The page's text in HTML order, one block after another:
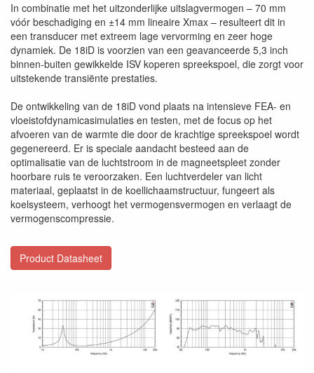
In combinatie met het uitzonderlijke uitslagvermogen – 70 mm
vóór beschadiging en ±14 mm lineaire Xmax – resulteert dit in
een transducer met extreem lage vervorming en zeer hoge
dynamiek. De 18iD is voorzien van een geavanceerde 5,3 inch
binnen-buiten gewikkelde ISV koperen spreekspoel, die zorgt voor
uitstekende transiënte prestaties.
De ontwikkeling van de 18iD vond plaats na intensieve FEA- en
vloeistofdynamicasimulaties en testen, met de focus op het
afvoeren van de warmte die door de krachtige spreekspoel wordt
gegenereerd. Er is speciale aandacht besteed aan de
optimalisatie van de luchtstroom in de magneetspleet zonder
hoorbare ruis te veroorzaken. Een luchtverdeler van licht
materiaal, geplaatst in de koellichaamstructuur, fungeert als
koelsysteem, verhoogt het vermogensvermogen en verlaagt de
vermogenscompressie.
Product Datasheet